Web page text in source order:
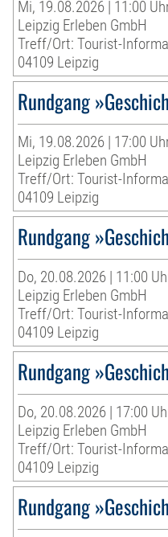
Mi, 19.08.2026 | 11:00
Leipzig Erleben GmbH
Treff/Ort: Tourist-
04109 Leipzig
Rundgang
Mi, 19.08.2026 | 17:00
Leipzig Erleben GmbH
Treff/Ort: Tourist-
04109 Leipzig
Rundgang
Do, 20.08.2026 | 11:00
Leipzig Erleben GmbH
Treff/Ort: Tourist-
04109 Leipzig
Rundgang
Do, 20.08.2026 | 17:00
Leipzig Erleben GmbH
Treff/Ort: Tourist-
04109 Leipzig
Rundgang